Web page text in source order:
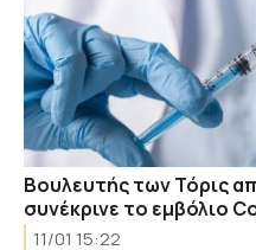
Βουλευτής των Τόρις
συνέκρινε το εμβόλιο
11/01 15:22